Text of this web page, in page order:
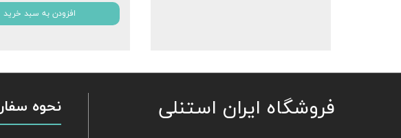
افزودن به سبد خرید
​فروشگاه ایران استنلی نحوه